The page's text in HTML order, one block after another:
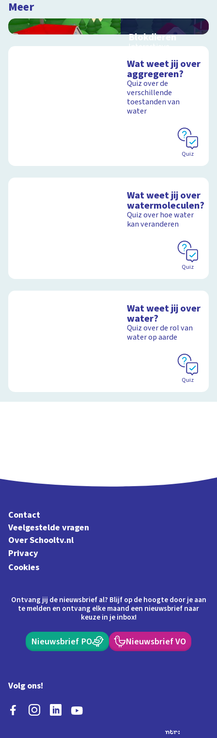
Meer
Blokdieren
Interactieve
kinderboerderij
Schoolplaat
Wat weet jij over
aggregeren?
Quiz over de
verschillende
toestanden van
water
Quiz
Wat weet jij over
watermoleculen?
Quiz over hoe water
kan veranderen
Quiz
Wat weet jij over
water?
Quiz over de rol van
water op aarde
Quiz
Contact
Veelgestelde vragen
Over Schooltv.nl
Privacy
Cookies
Ontvang jij de nieuwsbrief al? Blijf op de hoogte door je aan
te melden en ontvang elke maand een nieuwsbrief naar
keuze in je inbox!
Nieuwsbrief PO Nieuwsbrief VO
Volg ons!